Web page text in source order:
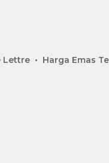
Lettre Harga Emas